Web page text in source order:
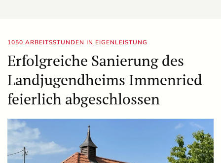
1050 ARBEITSSTUNDEN IN EIGENLEISTUNG
Erfolgreiche Sanierung des
Landjugendheims Immenried
feierlich abgeschlossen